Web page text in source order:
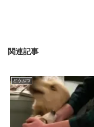
関連記事
どうぶつ